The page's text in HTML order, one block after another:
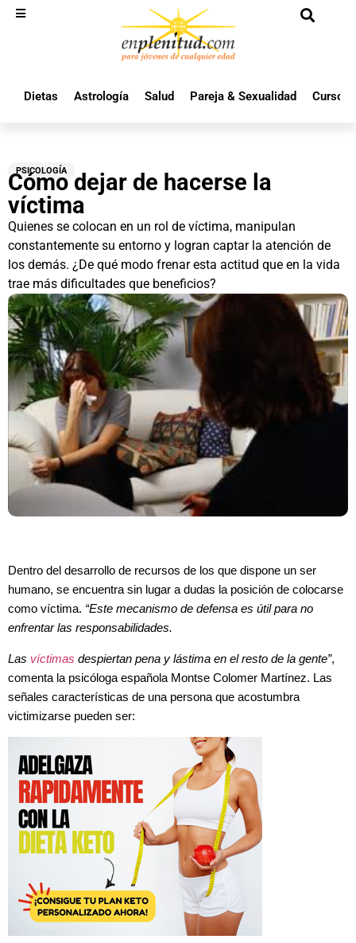
Dietas Astrología Salud Pareja & Sexualidad Cursos
PSICOLOGÍA
Cómo dejar de hacerse la
víctima
Quienes se colocan en un rol de víctima, manipulan
constantemente su entorno y logran captar la atención de
los demás. ¿De qué modo frenar esta actitud que en la vida
trae más dificultades que beneficios?
Dentro del desarrollo de recursos de los que dispone un ser
humano, se encuentra sin lugar a dudas la posición de colocarse
como víctima. “Este mecanismo de defensa es útil para no
enfrentar las responsabilidades.
Las víctimas despiertan pena y lástima en el resto de la gente”,
comenta la psicóloga española Montse Colomer Martínez. Las
señales características de una persona que acostumbra
victimizarse pueden ser: